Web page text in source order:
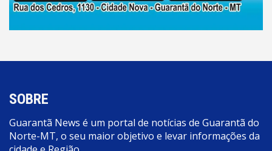
SOBRE
Guarantã News é um portal de notícias de Guarantã do
Norte-MT, o seu maior objetivo e levar informações da